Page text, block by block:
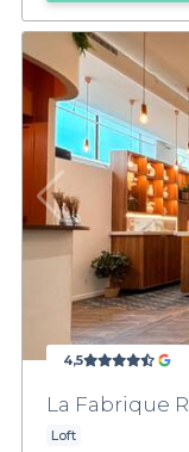
4,5
Loft